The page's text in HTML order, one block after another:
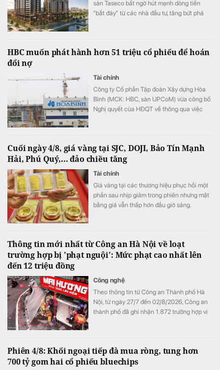
sản Taseco bất ngờ hút mạnh dòng tiền
“bắt đáy” từ các nhà đầu tư, tăng bứt phá
HBC muốn phát hành hơn 51 triệu cổ phiếu để hoán
đổi nợ
Tài chính
Công ty Cổ phần Tập đoàn Xây dựng Hòa
Bình (MCK: HBC, sàn UPCoM) vừa công bố
Nghị quyết của HĐQT về thông qua việc
Cuối ngày 4/8, giá vàng tại SJC, DOJI, Bảo Tín Mạnh
Hải, Phú Quý,... đảo chiều tăng
Tài chính
Giá vàng tại các thương hiệu phục hồi một
phần sau nhịp giảm trong phiên nhưng mặt
bằng giá vẫn thấp hơn đầu giờ sáng.
Thông tin mới nhất từ Công an Hà Nội về loạt
trường hợp bị 'phạt nguội': Mức phạt cao nhất lên
đến 12 triệu đồng
Công nghệ
Theo thông tin từ Công an Thành phố Hà
Nội, từ ngày 27/7 đến 02/8/2026, Công an
thành phố đã ghi nhận 1.872 trường hợp vi
nâng cao hiệu quả giám sát trật tự giao
thông, trật tự đô thị trên địa bàn Thành phố.
Phiên 4/8: Khối ngoại tiếp đà mua ròng, tung hơn
700 tỷ gom hai cổ phiếu bluechips